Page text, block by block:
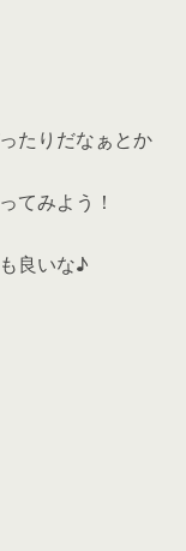
たりだなぁとか
てみよう！
良いな♪